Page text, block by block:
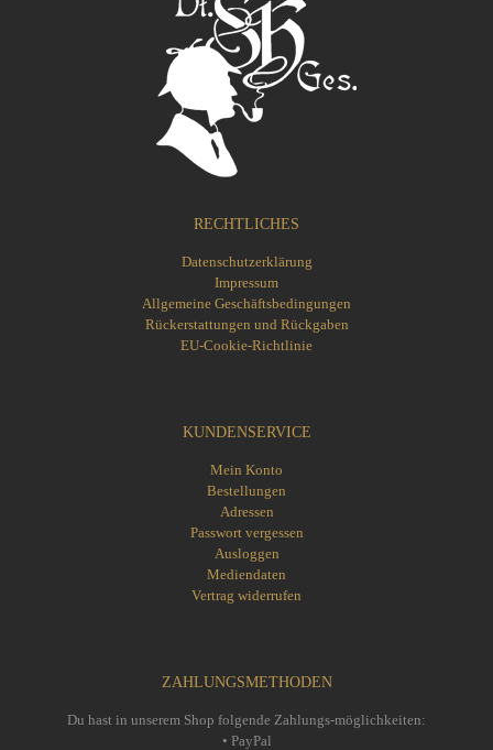
RECHTLICHES
Datenschutzerklärung
Impressum
Allgemeine Geschäftsbedingungen
Rückerstattungen und Rückgaben
EU-Cookie-Richtlinie
KUNDENSERVICE
Mein Konto
Bestellungen
Adressen
Passwort vergessen
Ausloggen
Mediendaten
Vertrag widerrufen
ZAHLUNGSMETHODEN
Du hast in unserem Shop folgende Zahlungs-möglichkeiten:
• PayPal